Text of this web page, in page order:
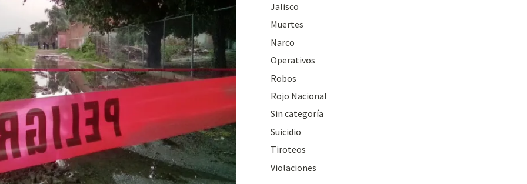
Jalisco
Muertes
Narco
Operativos
Robos
Rojo Nacional
Sin categoría
Suicidio
Tiroteos
Violaciones